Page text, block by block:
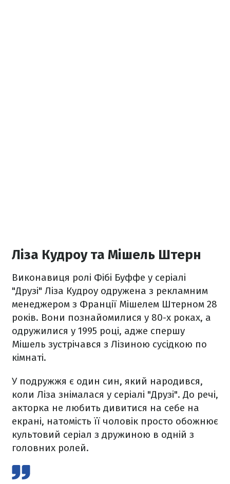
Ліза Кудроу та Мішель Штерн
Виконавиця ролі Фібі Буффе у серіалі
"Друзі" Ліза Кудроу одружена з рекламним
менеджером з Франції Мішелем Штерном 28
років. Вони познайомилися у 80-х роках, а
одружилися у 1995 році, адже спершу
Мішель зустрічався з Лізиною сусідкою по
кімнаті.
У подружжя є один син, який народився,
коли Ліза знімалася у серіалі "Друзі". До речі,
акторка не любить дивитися на себе на
екрані, натомість її чоловік просто обожнює
культовий серіал з дружиною в одній з
головних ролей.